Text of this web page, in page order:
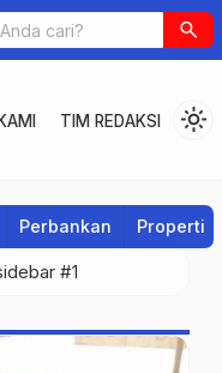
search
TIM REDAKSI light_mode
Perbankan Properti